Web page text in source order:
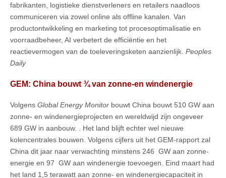
fabrikanten, logistieke dienstverleners en retailers naadloos
communiceren via zowel online als offline kanalen. Van
productontwikkeling en marketing tot procesoptimalisatie en
voorraadbeheer, AI verbetert de efficiëntie en het
reactievermogen van de toeleveringsketen aanzienlijk. Peoples
Daily
GEM: China bouwt ¾ van zonne-en windenergie
Volgens Global Energy Monitor bouwt China bouwt 510 GW aan
zonne- en windenergieprojecten en wereldwijd zijn ongeveer
689 GW in aanbouw. . Het land blijft echter wel nieuwe
kolencentrales bouwen. Volgens cijfers uit het GEM-rapport zal
China dit jaar naar verwachting minstens 246 GW aan zonne-
energie en 97 GW aan windenergie toevoegen. Eind maart had
het land 1,5 terawatt aan zonne- en windenergiecapaciteit in